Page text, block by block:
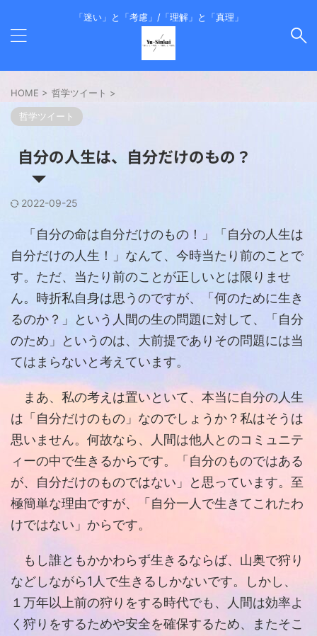
「迷い」と「考慮」/「理解」と「真理」
HOME > 哲学ツイート >
哲学ツイート
自分の人生は、自分だけのもの？
2022-09-25
「自分の命は自分だけのもの！」「自分の人生は
自分だけの人生！」なんて、今時当たり前のことで
す。ただ、当たり前のことが正しいとは限りませ
ん。時折私自身は思うのですが、「何のために生き
るのか？」という人間の生の問題に対して、「自分
のため」というのは、大前提でありその問題には当
てはまらないと考えています。
まあ、私の考えは置いといて、本当に自分の人生
は「自分だけのもの」なのでしょうか？私はそうは
思いません。何故なら、人間は他人とのコミュニテ
ィーの中で生きるからです。「自分のものではある
が、自分だけのものではない」と思っています。至
極簡単な理由ですが、「自分一人で生きてこれたわ
けではない」からです。
もし誰ともかかわらず生きるならば、山奥で狩り
などしながら1人で生きるしかないです。しかし、
１万年以上前の狩りをする時代でも、人間は効率よ
く狩りをするためや安全を確保するため、またそこ